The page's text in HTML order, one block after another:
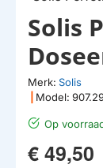
Op
Solis
Merk: Solis
Model:
€ 49,50